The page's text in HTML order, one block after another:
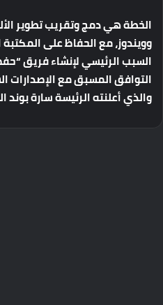
الخطةهيدمجوتقريبتطوير
وويندوز،معالحفاظعلىالمكتبة
السببالرئيسيلإنشاءفريق“
التوافقالمسبقمعالإصدارات
والذيأعلنتهالرئيسةسارةبوند